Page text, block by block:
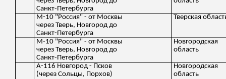
Санкт-Петербурга
М-10 "Россия" - от Москвы
через Тверь, Новгород до
Санкт-Петербурга
Тверская
М-10 "Россия" - от Москвы
через Тверь, Новгород до
Санкт-Петербурга
Новгородская
область
А-116 Новгород - Псков
(через Сольцы, Порхов)
Новгородская
область